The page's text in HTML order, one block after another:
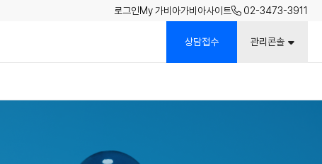
로그인My 가비아가비아사이트 02-3473-3911
상담접수 관리콘솔